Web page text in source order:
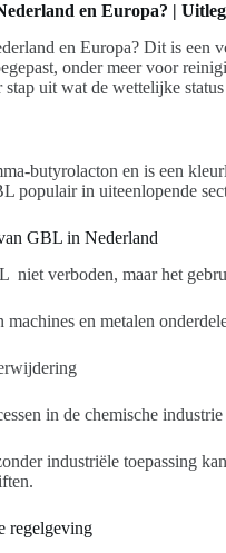
en Europa? |
en Europa? Dit is een
onder meer voor
stap uit wat de wettelijke
butyrolacton en is een
populair in uiteenlopende
GBL in Nederland
niet verboden, maar het
en metalen
in de chemische industrie
industriële toepassing
regelgeving